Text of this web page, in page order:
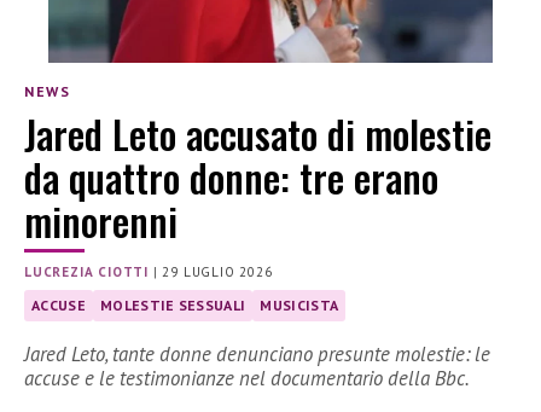
NEWS
Jared Leto accusato di molestie
da quattro donne: tre erano
minorenni
LUCREZIA CIOTTI | 29 LUGLIO 2026
ACCUSE MOLESTIE SESSUALI MUSICISTA
Jared Leto, tante donne denunciano presunte molestie: le
accuse e le testimonianze nel documentario della Bbc.